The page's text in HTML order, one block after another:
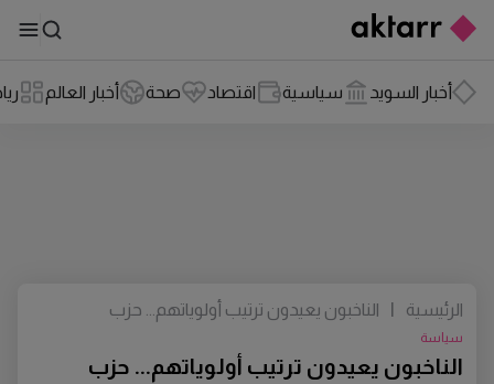
أخبار السويد سياسية اقتصاد صحة أخبار العالم
الناخبون يعيدون ترتيب أولوياتهم... حزب
سياسة
الرئيسية |
الناخبون يعيدون ترتيب أولوياتهم... حزب